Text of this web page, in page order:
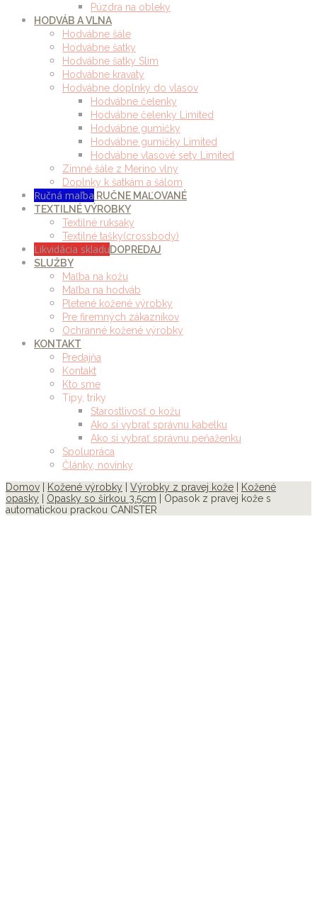
Púzdra na obleky
HODVÁB A VLNA
Hodvábne šále
Hodvábne šatky
Hodvábne šatky Slim
Hodvábne kravaty
Hodvábne doplnky do vlasov
Hodvábne čelenky
Hodvábne čelenky Limited
Hodvábne gumičky
Hodvábne gumičky Limited
Hodvábne vlasové sety Limited
Zimné šále z Merino vlny
Doplnky k šatkám a šálom
Ručná maľba RUČNE MAĽOVANÉ
TEXTILNÉ VÝROBKY
Textilné ruksaky
Textilné tašky(crossbody)
Likvidácia skladuDOPREDAJ
SLUŽBY
Maľba na kožu
Maľba na hodváb
Pletené kožené výrobky
Pre firemných zákazníkov
Ochranné kožené výrobky
KONTAKT
Predajňa
Kontakt
Kto sme
Tipy, triky
Starostlivosť o kožu
Ako si vybrať správnu kabelku
Ako si vybrať správnu peňaženku
Spolupráca
Články, novinky
Domov
Kožené výrobky Výrobky z pravej kože
Kožené
opasky
Opasky so šírkou 3.5cm | Opasok z pravej kože s
automatickou prackou CANISTER